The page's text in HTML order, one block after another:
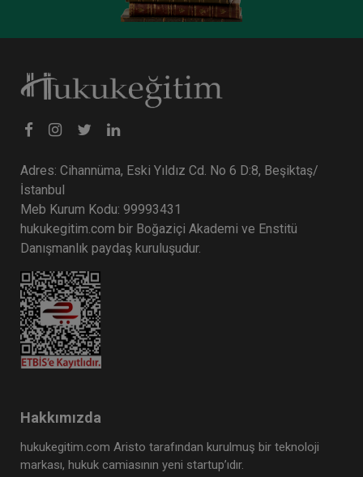
Adres: Cihannüma, Eski Yıldız Cd. No 6 D:8, Beşiktaş/
İstanbul
Meb Kurum Kodu: 99993431
hukukegitim.com bir Boğaziçi Akademi ve Enstitü
Danışmanlık paydaş kuruluşudur.
Hakkımızda
hukukegitim.com Aristo tarafından kurulmuş bir teknoloji
markası, hukuk camiasının yeni startup’ıdır.